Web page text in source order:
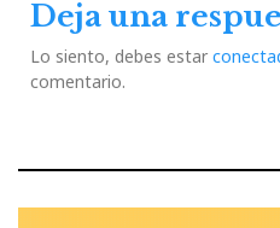
Deja una
Lo siento, debes estar
comentario.